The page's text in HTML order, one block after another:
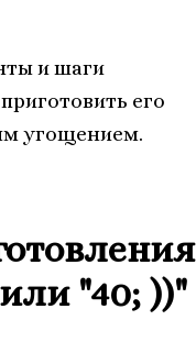
и шаги
его
угощением.
"40; ))"